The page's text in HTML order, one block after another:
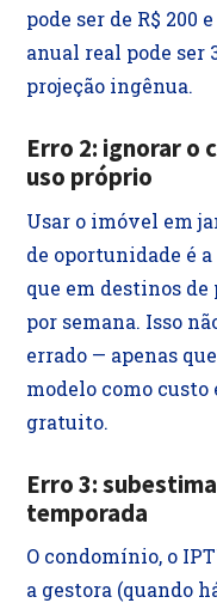
pode ser de R$ 200
anual real pode ser
projeção ingênua.
Erro 2: ignorar o
uso próprio
Usar o imóvel em
de oportunidade é
que em destinos de
por semana. Isso
errado — apenas
modelo como
gratuito.
Erro 3:
temporada
O condomínio, o
a gestora (quando